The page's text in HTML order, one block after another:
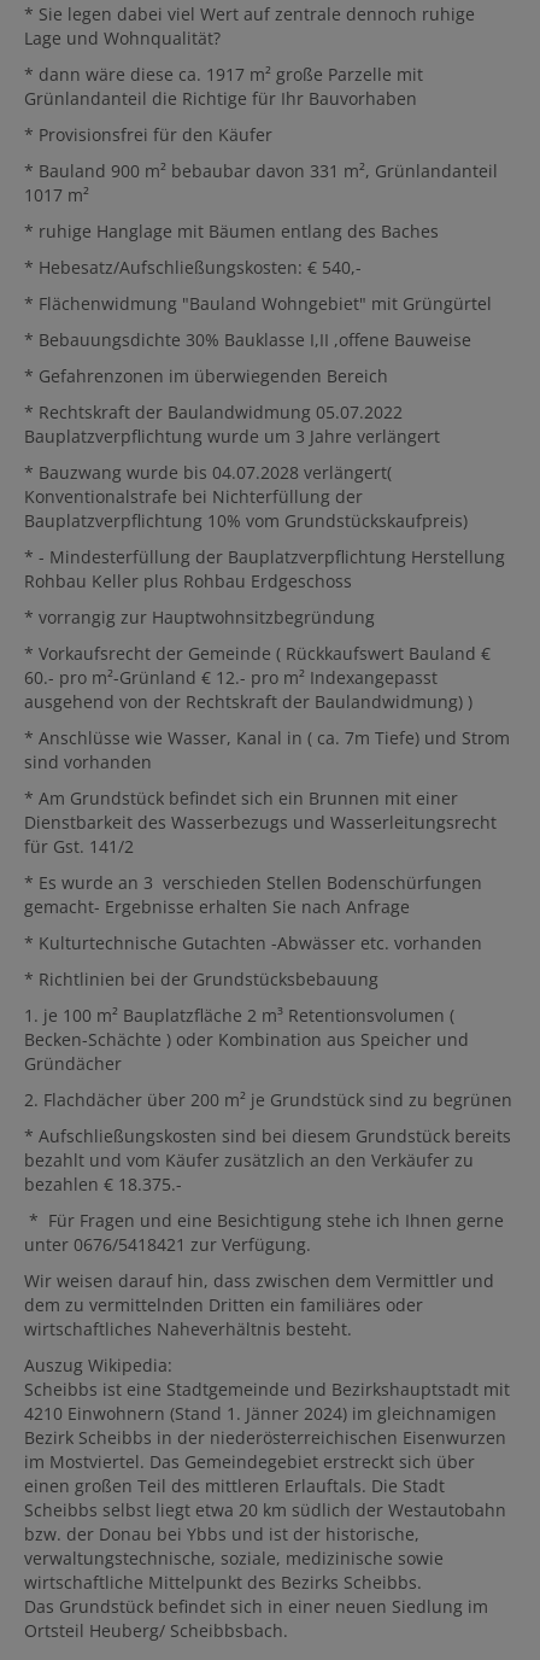
* Sie legen dabei viel Wert auf zentrale dennoch ruhige
Lage und Wohnqualität?
* dann wäre diese ca. 1917 m² große Parzelle mit
Grünlandanteil die Richtige für Ihr Bauvorhaben
* Provisionsfrei für den Käufer
* Bauland 900 m² bebaubar davon 331 m², Grünlandanteil
1017 m²
* ruhige Hanglage mit Bäumen entlang des Baches
* Hebesatz/Aufschließungskosten: € 540,-
* Flächenwidmung "Bauland Wohngebiet" mit Grüngürtel
* Bebauungsdichte 30% Bauklasse I,II ,offene Bauweise
* Gefahrenzonen im überwiegenden Bereich
* Rechtskraft der Baulandwidmung 05.07.2022
Bauplatzverpflichtung wurde um 3 Jahre verlängert
* Bauzwang wurde bis 04.07.2028 verlängert(
Konventionalstrafe bei Nichterfüllung der
Bauplatzverpflichtung 10% vom Grundstückskaufpreis)
* - Mindesterfüllung der Bauplatzverpflichtung Herstellung
Rohbau Keller plus Rohbau Erdgeschoss
* vorrangig zur Hauptwohnsitzbegründung
* Vorkaufsrecht der Gemeinde ( Rückkaufswert Bauland €
60.- pro m²-Grünland € 12.- pro m² Indexangepasst
ausgehend von der Rechtskraft der Baulandwidmung) )
* Anschlüsse wie Wasser, Kanal in ( ca. 7m Tiefe) und Strom
sind vorhanden
* Am Grundstück befindet sich ein Brunnen mit einer
Dienstbarkeit des Wasserbezugs und Wasserleitungsrecht
für Gst. 141/2
* Es wurde an 3 verschieden Stellen Bodenschürfungen
gemacht- Ergebnisse erhalten Sie nach Anfrage
* Kulturtechnische Gutachten -Abwässer etc. vorhanden
* Richtlinien bei der Grundstücksbebauung
1. je 100 m² Bauplatzfläche 2 m³ Retentionsvolumen (
Becken-Schächte ) oder Kombination aus Speicher und
Gründächer
2. Flachdächer über 200 m² je Grundstück sind zu begrünen
* Aufschließungskosten sind bei diesem Grundstück bereits
bezahlt und vom Käufer zusätzlich an den Verkäufer zu
bezahlen € 18.375.-
* Für Fragen und eine Besichtigung stehe ich Ihnen gerne
unter 0676/5418421 zur Verfügung.
Wir weisen darauf hin, dass zwischen dem Vermittler und
dem zu vermittelnden Dritten ein familiäres oder
wirtschaftliches Naheverhältnis besteht.
Auszug Wikipedia:
Scheibbs ist eine Stadtgemeinde und Bezirkshauptstadt mit
4210 Einwohnern (Stand 1. Jänner 2024) im gleichnamigen
Bezirk Scheibbs in der niederösterreichischen Eisenwurzen
im Mostviertel. Das Gemeindegebiet erstreckt sich über
einen großen Teil des mittleren Erlauftals. Die Stadt
Scheibbs selbst liegt etwa 20 km südlich der Westautobahn
bzw. der Donau bei Ybbs und ist der historische,
verwaltungstechnische, soziale, medizinische sowie
wirtschaftliche Mittelpunkt des Bezirks Scheibbs.
Das Grundstück befindet sich in einer neuen Siedlung im
Ortsteil Heuberg/ Scheibbsbach.